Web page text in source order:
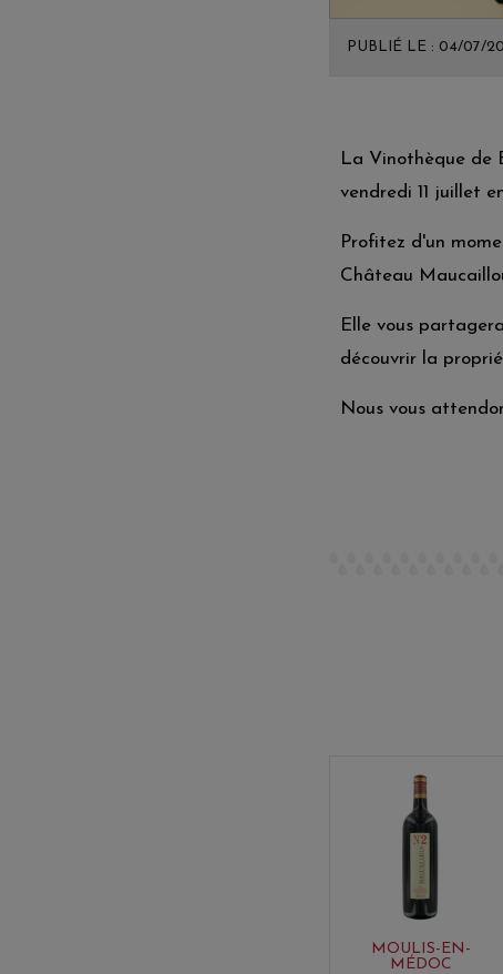
PUBLIÉ LE : 04/07/
La Vinothèque de
vendredi 11 juillet
Profitez d'un
Château
Elle vous
découvrir la
Nous vous
MOULIS-EN-
MÉDOC